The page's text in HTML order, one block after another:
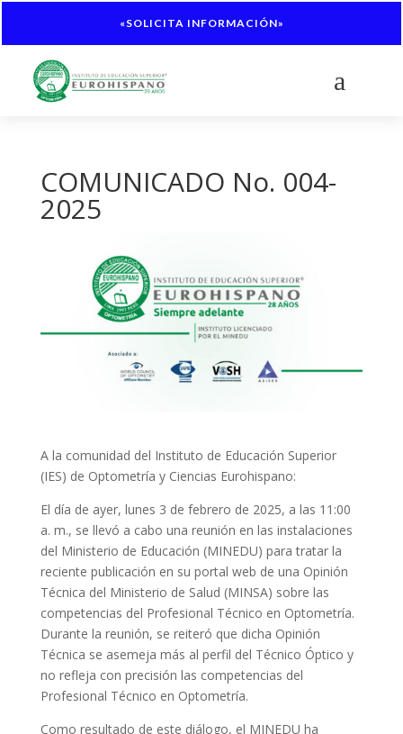
a
«SOLICITA INFORMACIÓN»
COMUNICADO No. 004-
2025
A la comunidad del Instituto de Educación Superior
(IES) de Optometría y Ciencias Eurohispano:
El día de ayer, lunes 3 de febrero de 2025, a las 11:00
a. m., se llevó a cabo una reunión en las instalaciones
del Ministerio de Educación (MINEDU) para tratar la
reciente publicación en su portal web de una Opinión
Técnica del Ministerio de Salud (MINSA) sobre las
competencias del Profesional Técnico en Optometría.
Durante la reunión, se reiteró que dicha Opinión
Técnica se asemeja más al perfil del Técnico Óptico y
no refleja con precisión las competencias del
Profesional Técnico en Optometría.
Como resultado de este diálogo, el MINEDU ha